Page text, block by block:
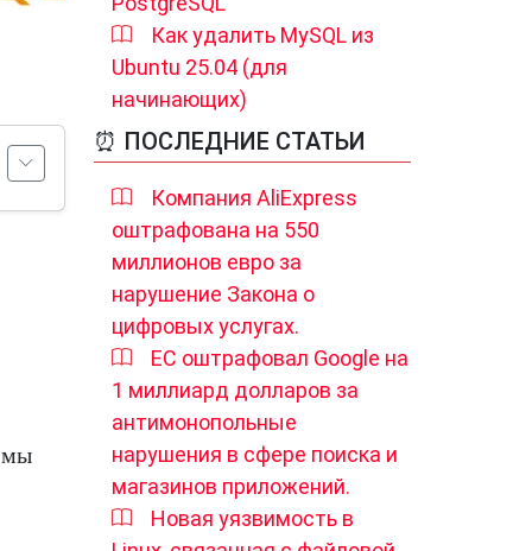
мы
Как удалить MySQL из
Ubuntu 25.04 (для
начинающих)
⏰ ПОСЛЕДНИЕ СТАТЬИ
Компания AliExpress
оштрафована на 550
миллионов евро за
нарушение Закона о
цифровых услугах.
ЕС оштрафовал Google на
1 миллиард долларов за
антимонопольные
нарушения в сфере поиска и
магазинов приложений.
Новая уязвимость в